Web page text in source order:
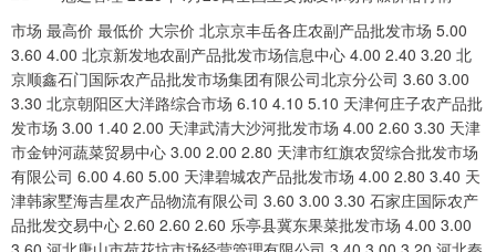
市场 最高价 最低价 大宗价 北京京丰岳各庄农副产品批发市场 5.00 3.60 4.00 北京新发地农副产品批发市场信息中心 4.00 2.40 3.20 北京顺鑫石门国际农产品批发市场集团有限公司北京分公司 3.60 3.00 3.30 北京朝阳区大洋路综合市场 6.10 4.10 5.10 天津何庄子农产品批发市场 3.00 1.40 2.00 天津武清大沙河批发市场 4.00 2.60 3.30 天津市金钟河蔬菜贸易中心 3.00 2.00 2.80 天津市红旗农贸综合批发市场有限公司 6.00 4.60 5.00 天津碧城农产品批发市场 4.00 2.80 3.40 天津韩家墅海吉星农产品物流有限公司 3.60 3.00 3.30 石家庄国际农产品批发交易中心 2.60 2.60 2.60 乐亭县冀东果菜批发市场 4.00 3.00 3.60 河北唐山市荷花坑市场经营管理有限公司 3.40 3.00 3.20 河北秦皇岛昌黎农副产品批发市场 5.00 4.00 4.60 邯郸市(馆陶)金凤禽蛋农贸批发市场 3.50 3.50 3.50 邯郸开发区滏东现代农业管理有限公司 2.00 1.80 1.90 河北省怀来县京西果菜批发市场有限责任公司 -- 4.00 4.00 河北三河市建兴农副产品批发市场 -- -- 5.80 山西省太原市河西农产品有限公司 5.00 4.20 4.60 山西太原丈子头农产品物流园（原城东利民） 4.50 3.70 4.30 山西省大同市振华蔬菜批发市场有限责任公司 -- -- 3.00 阳泉农产品批发市场有限公司 -- -- 3.00 山西省长治市紫坊农产品综合交易市场有限公司 3.60 3.00 3.30 山西省晋城市绿欣农产品贸易有限公司 4.00 3.80 3.90 晋城市绿盛农工商实业有限公司农副产品批发市场 5.00 5.00 5.00 山西省朔州大运果菜批发市场有限公司 5.00 4.60 4.80 运城蔬菜批发市场有限公司 3.00 2.20 2.50 山西省临汾市尧都区奶牛场尧丰农副产品批发市场 -- -- 3.90 孝义市绿海蔬菜批发销售有限公司 -- -- 5.00 山西汾阳市晋阳农副产品批发市场 -- -- 5.60 内蒙古呼和浩特市东瓦窑农副产品批发市场有限责任公司 6.60 3.40 3.60 呼和浩特市美通首府无公害农产品批发市场 -- -- 3.00 内蒙古保全庄农产品批发市场 4.00 3.50 3.60 内蒙包头市友谊蔬菜批发市场 4.00 4.00 4.00 内蒙赤峰西城市场 4.00 3.60 4.00 鄂尔多斯市万家惠农贸市场有限公司 6.20 5.80 6.00 大连双兴商品城有限公司 6.00 5.00 5.50 辽宁鞍山宁远农产品批发市场 3.60 3.00 3.30 辽宁阜新市瑞轩蔬菜农副产品综合批发市场 4.20 3.60 4.00 辽宁朝阳市果菜批发市场 3.20 2.00 2.60 长春海吉星农产品物流有限公司 6.00 5.00 5.00 吉林省辽源市仙城物流园区有限公司 6.00 4.20 5.00 白山市星泰批发市场有限公司 -- -- 5.00 哈尔滨哈达农副产品有限公司 4.60 4.00 4.30 中俄国际农产品交易中心 5.00 4.00 4.50 黑龙江省华博农产品市场有限公司 6.40 5.00 5.70 黑龙江鹤岗市万圃源蔬菜有限责任公司 5.00 5.00 5.00 上海农产品中心批发市场经营管理有限公司 6.10 5.90 6.00 上海市江桥批发市场经营管理有限公司 3.40 2.60 2.90 南京农副产品物流配送中心有限公司 3.80 3.60 3.70 江苏宜兴市瑞德蔬菜果品批发市场有限公司 6.00 5.00 5.50 江苏无锡朝阳农产品大市场 -- -- 3.63 徐州农副产品中心批发市场 5.00 3.60 4.30 江苏凌家塘市场发展有限公司 10.00 8.00 9.00 江苏苏浙皖边界市场发展有限公司 -- -- 9.00 江苏苏州南环桥农副产品批发市场 4.40 2.40 3.40 江苏联谊农副产品批发市场 5.00 2.50 4.00 浙江良渚蔬菜市场开发有限公司 -- -- 6.50 杭州农副产品物流中心南庄兜农产品批发市场 -- -- 8.60 宁波蔬菜批发市场有限公司 5.40 3.40 4.70 浙江嘉兴蔬菜批发交易市场 -- -- 5.24 绍兴市蔬菜果品批发交易市场有限公司 -- -- 8.00 浙江金华农产品批发市场 -- -- 4.00 安徽合肥周谷堆农产品批发市场 6.00 4.00 5.00 蚌埠海吉星农产品物流有限公司 3.60 3.60 3.60 马鞍山市安民农副产品贸易有限公司 5.20 4.00 4.60 安徽省淮北市中瑞农产品批发市场 -- -- 3.60 安徽安庆市龙狮桥蔬菜批发市场 7.00 6.00 6.50 天长市永福农副产品批发市场 4.00 3.30 3.65 阜阳农产品中心批发市场 5.00 4.00 4.40 北海果业砀山惠丰市场有限公司 -- -- 5.00 安徽六安市裕安区紫竹林农产品批发市场 5.50 3.50 4.20 亳州农产品有限责任公司 -- -- 7.00 福建省福州市海峡蔬菜批发市场 12.00 1.00 4.27 福建厦门同安闽南果蔬批发市场 6.50 4.60 5.00 福建省福鼎市商贸业服务中心 5.20